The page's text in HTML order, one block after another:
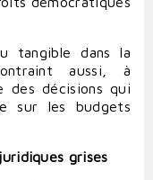
tangible dans la
aussi, à
des décisions qui
sur les budgets
grises